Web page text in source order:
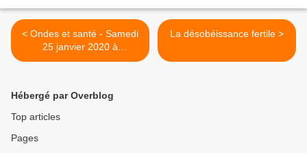
< Ondes et santé - Samedi
25 janvier 2020 à
Carpentras
La désobéissance fertile >
Hébergé par Overblog
Top articles
Pages